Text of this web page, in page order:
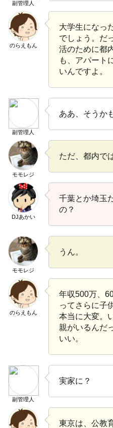
副管理人
のらえもん
大学生になっ
でしょう。だ
活のために都
も、アパート
いんですよ。
副管理人
ああ、そうか
モモレジ
ただ、都内で
DJあかい
千葉とか埼玉
の？
モモレジ
うん。
のらえもん
年収500万、
ってさらに子
本当に大変。
親がいるんだ
いい。
副管理人
実家に？
東京は、公教